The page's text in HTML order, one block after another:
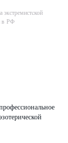
экстремистcкой
в РФ